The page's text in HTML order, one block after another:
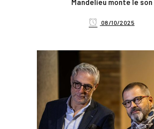
Mandelieu monte le son
08/10/2025